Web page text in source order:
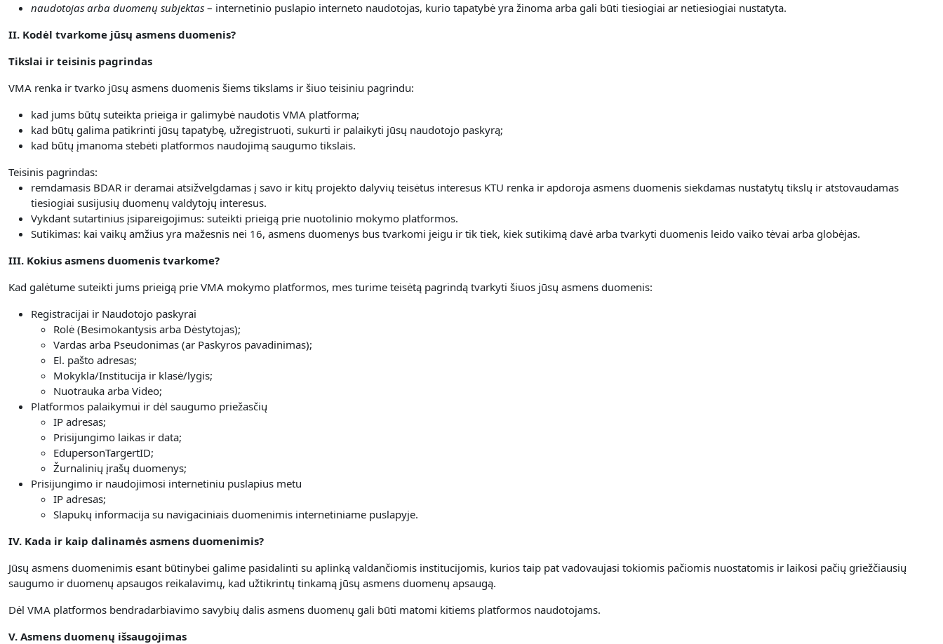
naudotojas arba duomenų subjektas – internetinio puslapio interneto naudotojas, kurio tapatybė yra žinoma arba gali būti tiesiogiai ar netiesiogiai nustatyta.
II. Kodėl tvarkome jūsų asmens duomenis?
Tikslai ir teisinis pagrindas
VMA renka ir tvarko jūsų asmens duomenis šiems tikslams ir šiuo teisiniu pagrindu:
kad jums būtų suteikta prieiga ir galimybė naudotis VMA platforma;
kad būtų galima patikrinti jūsų tapatybę, užregistruoti, sukurti ir palaikyti jūsų naudotojo paskyrą;
kad būtų įmanoma stebėti platformos naudojimą saugumo tikslais.
Teisinis pagrindas:
remdamasis BDAR ir deramai atsižvelgdamas į savo ir kitų projekto dalyvių teisėtus interesus KTU renka ir apdoroja asmens duomenis siekdamas nustatytų tikslų ir atstovaudamas
tiesiogiai susijusių duomenų valdytojų interesus.
Vykdant sutartinius įsipareigojimus: suteikti prieigą prie nuotolinio mokymo platformos.
Sutikimas: kai vaikų amžius yra mažesnis nei 16, asmens duomenys bus tvarkomi jeigu ir tik tiek, kiek sutikimą davė arba tvarkyti duomenis leido vaiko tėvai arba globėjas.
III. Kokius asmens duomenis tvarkome?
Kad galėtume suteikti jums prieigą prie VMA mokymo platformos, mes turime teisėtą pagrindą tvarkyti šiuos jūsų asmens duomenis:
Registracijai ir Naudotojo paskyrai
Rolė (Besimokantysis arba Dėstytojas);
Vardas arba Pseudonimas (ar Paskyros pavadinimas);
El. pašto adresas;
Mokykla/Institucija ir klasė/lygis;
Nuotrauka arba Video;
Platformos palaikymui ir dėl saugumo priežasčių
IP adresas;
Prisijungimo laikas ir data;
EdupersonTargertID;
Žurnalinių įrašų duomenys;
Prisijungimo ir naudojimosi internetiniu puslapius metu
IP adresas;
Slapukų informacija su navigaciniais duomenimis internetiniame puslapyje.
IV. Kada ir kaip dalinamės asmens duomenimis?
Jūsų asmens duomenimis esant būtinybei galime pasidalinti su aplinką valdančiomis institucijomis, kurios taip pat vadovaujasi tokiomis pačiomis nuostatomis ir laikosi pačių griežčiausių
saugumo ir duomenų apsaugos reikalavimų, kad užtikrintų tinkamą jūsų asmens duomenų apsaugą.
Dėl VMA platformos bendradarbiavimo savybių dalis asmens duomenų gali būti matomi kitiems platformos naudotojams.
V. Asmens duomenų išsaugojimas